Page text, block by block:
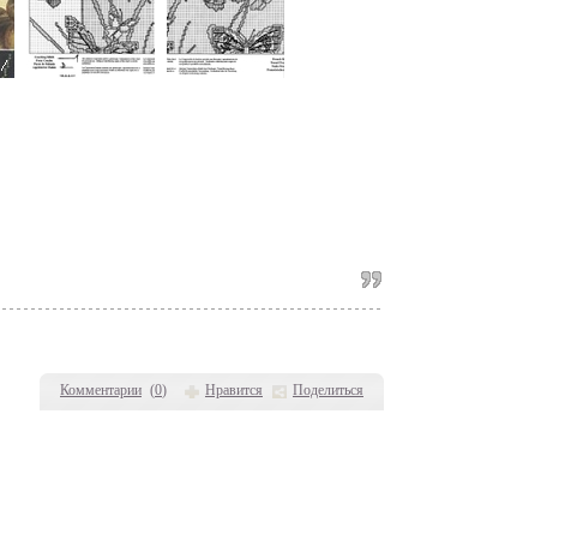
Комментарии (0) Нравится Поделиться